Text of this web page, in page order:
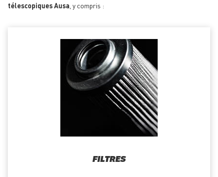
télescopiques Ausa , y compris :
FILTRES